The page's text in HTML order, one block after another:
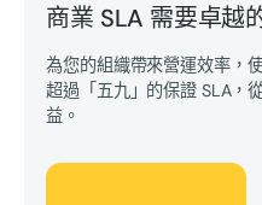
商業 SLA 需要卓越
為您的組織帶來營運效率，
超過「五九」的保證 SLA，
益。
讓我們談談